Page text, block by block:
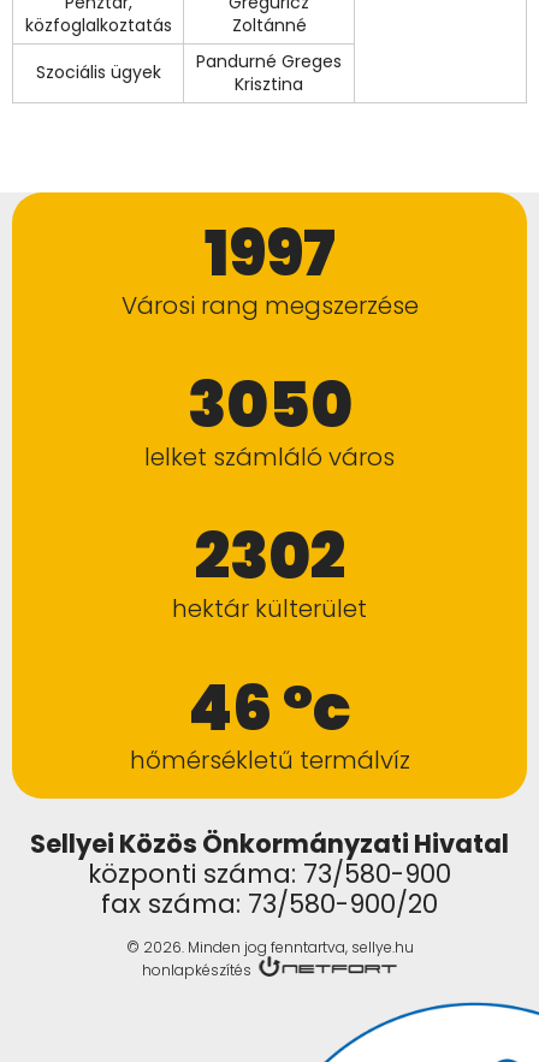
közfoglalkoztatás
Zoltánné
Szociális ügyek
Pandurné Greges
Krisztina
1997
Városi rang megszerzése
3050
lelket számláló város
2302
hektár külterület
46 °c
hőmérsékletű termálvíz
Sellyei Közös Önkormányzati Hivatal
központi száma: 73/580-900
fax száma: 73/580-900/20
© 2026. Minden jog fenntartva, sellye.hu
honlapkészítés